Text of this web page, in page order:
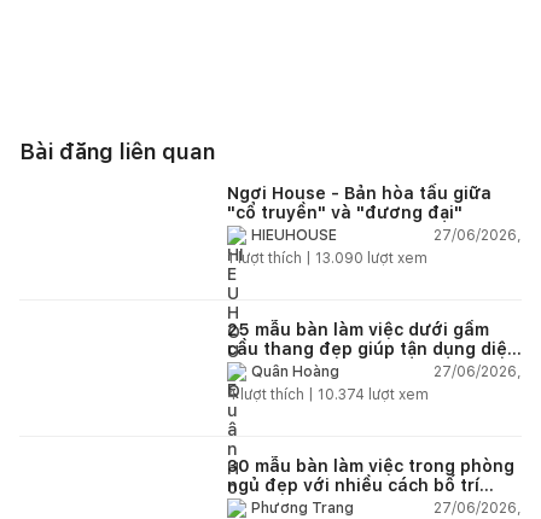
Bài đăng liên quan
Ngơi House - Bản hòa tấu giữa
"cổ truyền" và "đương đại"
HIEUHOUSE
27/06/2026,
1lượt thích | 13.090 lượt xem
25 mẫu bàn làm việc dưới gầm
cầu thang đẹp giúp tận dụng diện
tích tưởng chừng bị bỏ quên
Quân Hoàng
27/06/2026,
4lượt thích | 10.374 lượt xem
30 mẫu bàn làm việc trong phòng
ngủ đẹp với nhiều cách bố trí
thông minh cho mọi diện tích
Phương Trang
27/06/2026,